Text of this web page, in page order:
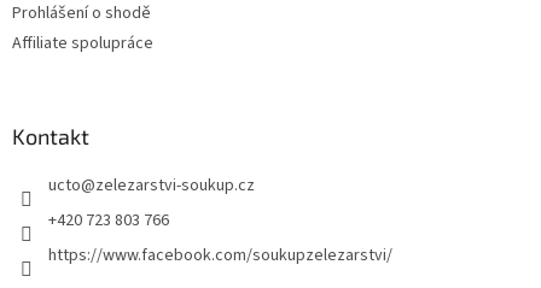
Prohlášení o shodě
Affiliate spolupráce
Kontakt
ucto@zelezarstvi-soukup.cz
+420 723 803 766
https://www.facebook.com/soukupzelezarstvi/